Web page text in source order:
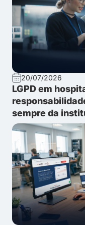
20/07/2026
LGPD em
sempre da